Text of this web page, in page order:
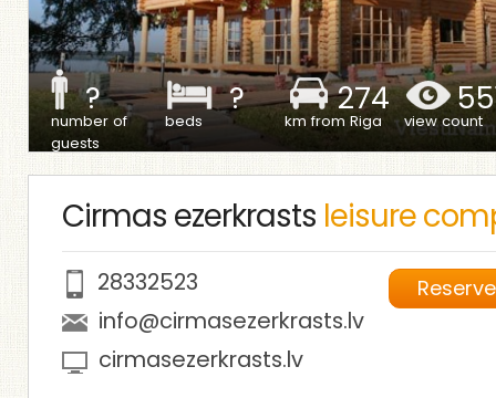
?
number of
guests
?
beds
274
km from Riga view count
Cirmas ezerkrasts leisure
Reserve
28332523
info@cirmasezerkrasts.lv
cirmasezerkrasts.lv